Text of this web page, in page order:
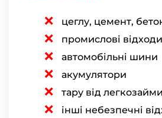
цеглу, цемент,
промислові відходи
автомобільні шини
акумулятори
тару від
інші небезпечні